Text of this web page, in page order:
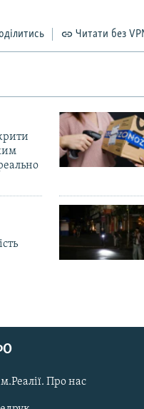
Читати без
Про нас